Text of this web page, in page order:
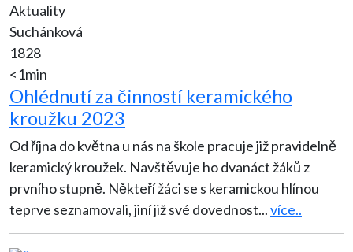
Aktuality
Suchánková
1828
<1min
Ohlédnutí za činností keramického
kroužku 2023
Od října do května u nás na škole pracuje již pravidelně
keramický kroužek. Navštěvuje ho dvanáct žáků z
prvního stupně. Někteří žáci se s keramickou hlínou
teprve seznamovali, jiní již své dovednost...více..